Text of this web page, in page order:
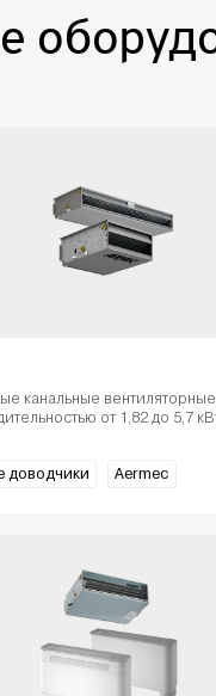
канальные
от 1,82 до 5,7
доводчики Aermec